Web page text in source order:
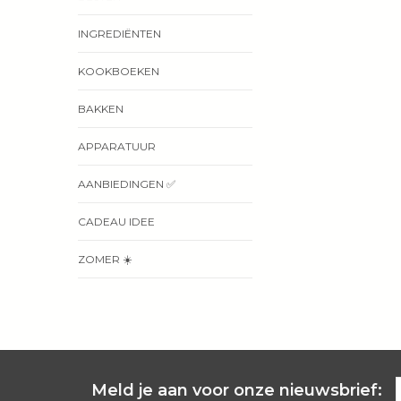
INGREDIËNTEN
KOOKBOEKEN
BAKKEN
APPARATUUR
AANBIEDINGEN ✅
CADEAU IDEE
ZOMER ☀️
Meld je aan voor onze nieuwsbrief: